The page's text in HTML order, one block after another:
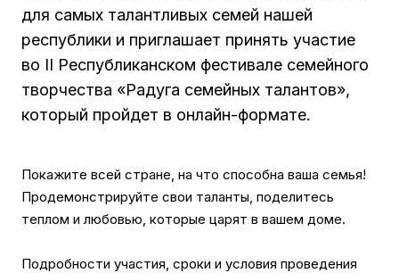
для самых талантливых семей нашей
республики и приглашает принять участие
во II Республиканском фестивале семейного
творчества «Радуга семейных талантов»,
который пройдет в онлайн-формате.
Покажите всей стране, на что способна ваша семья!
Продемонстрируйте свои таланты, поделитесь
теплом и любовью, которые царят в вашем доме.
Подробности участия, сроки и условия проведения